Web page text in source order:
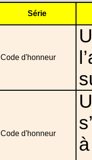
Série
Code d'honneur
Code d'honneur